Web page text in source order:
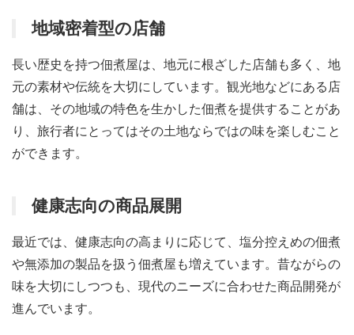
地域密着型の店舗
長い歴史を持つ佃煮屋は、地元に根ざした店舗も多く、地
元の素材や伝統を大切にしています。観光地などにある店
舗は、その地域の特色を生かした佃煮を提供することがあ
り、旅行者にとってはその土地ならではの味を楽しむこと
ができます。
健康志向の商品展開
最近では、健康志向の高まりに応じて、塩分控えめの佃煮
や無添加の製品を扱う佃煮屋も増えています。昔ながらの
味を大切にしつつも、現代のニーズに合わせた商品開発が
進んでいます。